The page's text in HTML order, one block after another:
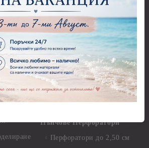
отливки
Предмети за декорация -
Керамика и метал
Предмети за декорация -
Стирофом
Предмети за декорация -
Стъкло
Предмети за декорация -
Плат, органза, зебло,
целофан
Пънчове Перфоратори
Перфоратори до 2,50 см